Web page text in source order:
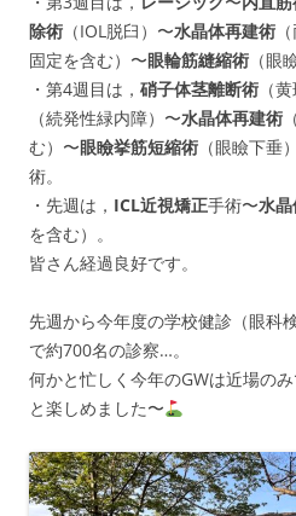
除術 （IOL脱臼）〜水晶体再建術
固定を含む）〜眼輪筋縫縮術 （眼
・第4週目は， 硝子体茎離断術 （
（続発性緑内障）〜水晶体再建術
む）〜眼瞼挙筋短縮術 （眼瞼下垂
術。
・先週は， ICL近視矯正手術〜水
を含む）。
皆さん経過良好です。
先週から今年度の学校健診（眼科
で約700名の診察…。
何かと忙しく今年のGWは近場の
と楽しめました〜